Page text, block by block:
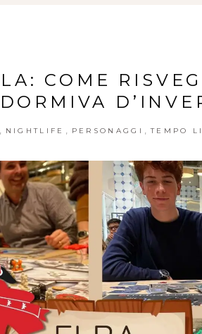
COME
NIGHTLIFE PERSONAGGI TEMPO